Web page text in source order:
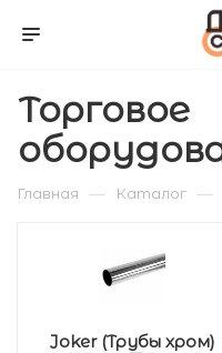
Торговое
Главная — Каталог —
Joker (Трубы хром)